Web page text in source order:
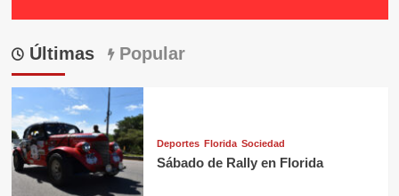
Últimas Popular
Deportes Florida Sociedad
Sábado de Rally en Florida